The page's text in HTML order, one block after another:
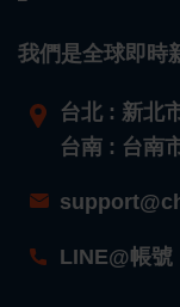
我們是全球即時
台北 : 新北
台南 : 台南
LINE@帳